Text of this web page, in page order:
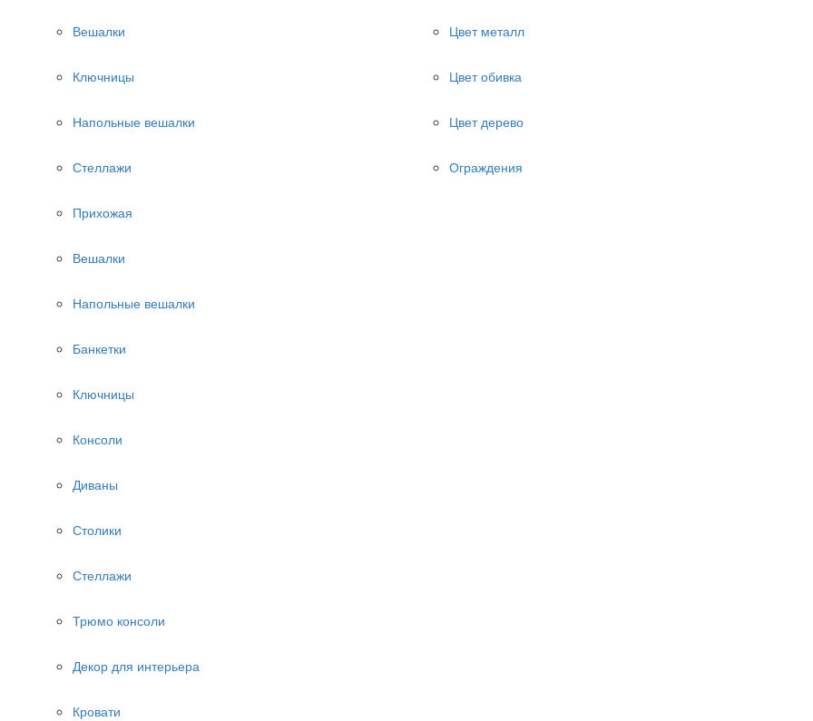
Вешалки
Ключницы
Напольные вешалки
Стеллажи
Цвет металл
Цвет обивка
Цвет дерево
Ограждения
Прихожая
Вешалки
Напольные вешалки
Банкетки
Ключницы
Консоли
Диваны
Столики
Стеллажи
Трюмо консоли
Декор для интерьера
Кровати